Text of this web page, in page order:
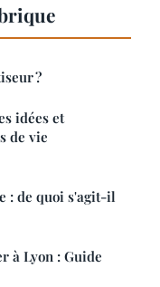
?
idées et
de vie
: de quoi s'agit-il
à Lyon : Guide